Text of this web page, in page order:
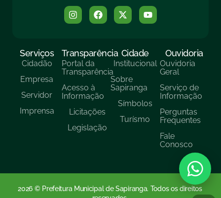
Serviços
Cidadão
Empresa
Servidor
Imprensa
Transparência
Portal da
Transparência
Acesso à
Informação
Licitações
Legislação
Cidade
Institucional
Sobre
Sapiranga
Símbolos
Turísmo
Ouvidoria
Ouvidoria
Geral
Serviço de
Informação
Perguntas
Frequentes
Fale
Conosco
2026 © Prefeitura Municipal de Sapiranga. Todos os direitos